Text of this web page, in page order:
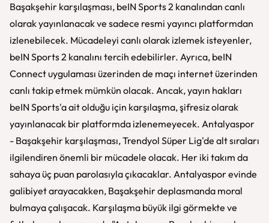
Başakşehir karşılaşması, beIN Sports 2 kanalından canlı
olarak yayınlanacak ve sadece resmi yayıncı platformdan
izlenebilecek. Mücadeleyi canlı olarak izlemek isteyenler,
beIN Sports 2 kanalını tercih edebilirler. Ayrıca, beIN
Connect uygulaması üzerinden de maçı internet üzerinden
canlı takip etmek mümkün olacak. Ancak, yayın hakları
beIN Sports'a ait olduğu için karşılaşma, şifresiz olarak
yayınlanacak bir platformda izlenemeyecek. Antalyaspor
- Başakşehir karşılaşması, Trendyol Süper Lig'de alt sıraları
ilgilendiren önemli bir mücadele olacak. Her iki takım da
sahaya üç puan parolasıyla çıkacaklar. Antalyaspor evinde
galibiyet arayacakken, Başakşehir deplasmanda moral
bulmaya çalışacak. Karşılaşma büyük ilgi görmekte ve